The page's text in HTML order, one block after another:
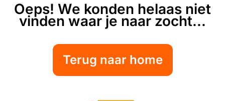
Oeps! We konden helaas niet
vinden waar je naar zocht...
Terug naar home